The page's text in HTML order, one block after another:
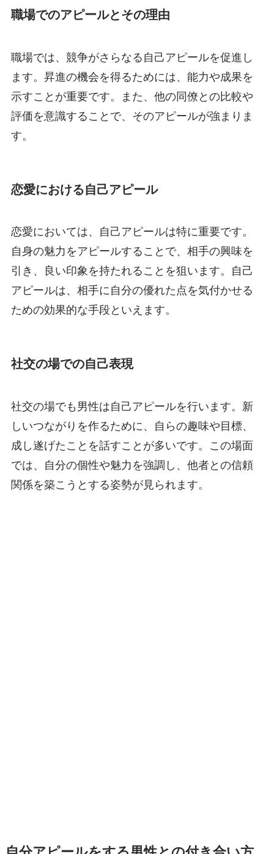
職場でのアピールとその理由
職場では、競争がさらなる自己アピールを促進し
ます。昇進の機会を得るためには、能力や成果を
示すことが重要です。また、他の同僚との比較や
評価を意識することで、そのアピールが強まりま
す。
恋愛における自己アピール
恋愛においては、自己アピールは特に重要です。
自身の魅力をアピールすることで、相手の興味を
引き、良い印象を持たれることを狙います。自己
アピールは、相手に自分の優れた点を気付かせる
ための効果的な手段といえます。
社交の場での自己表現
社交の場でも男性は自己アピールを行います。新
しいつながりを作るために、自らの趣味や目標、
成し遂げたことを話すことが多いです。この場面
では、自分の個性や魅力を強調し、他者との信頼
関係を築こうとする姿勢が見られます。